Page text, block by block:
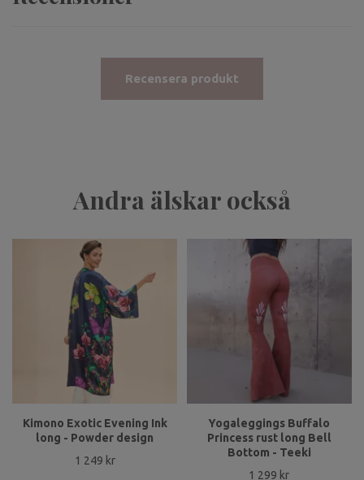
Recensera produkt
Andra älskar också
Kimono Exotic Evening Ink
long - Powder design
1 249 kr
Yogaleggings Buffalo
Princess rust long Bell
Bottom - Teeki
1 299 kr